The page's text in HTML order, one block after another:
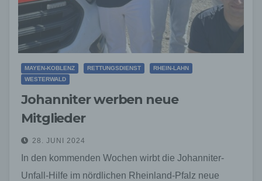
MAYEN-KOBLENZ RETTUNGSDIENST
RHEIN-LAHN
WESTERWALD
Johanniter werben neue
Mitglieder
28. JUNI 2024
In den kommenden Wochen wirbt die Johanniter-
Unfall-Hilfe im nördlichen Rheinland-Pfalz neue